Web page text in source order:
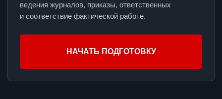
ведения журналов, приказы, ответственных
и соответствие фактической работе.
НАЧАТЬ ПОДГОТОВКУ